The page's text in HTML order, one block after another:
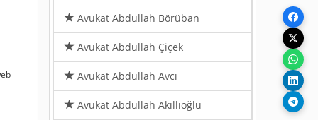
Avukat Abdullah Börüban
Avukat Abdullah Çiçek
Avukat Abdullah Avcı
Avukat Abdullah Akıllıoğlu